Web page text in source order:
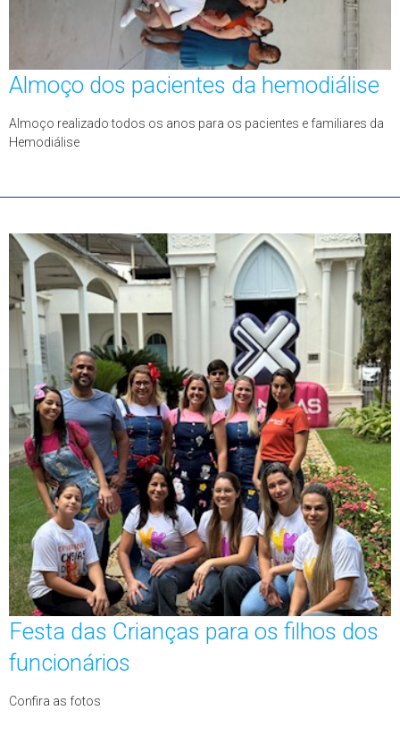
Almoço dos pacientes da hemodiálise
Almoço realizado todos os anos para os pacientes e familiares da
Hemodiálise
Festa das Crianças para os filhos dos
funcionários
Confira as fotos